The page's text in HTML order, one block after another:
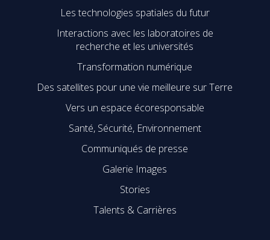
Les technologies spatiales du futur
Interactions avec les laboratoires de
recherche et les universités
Transformation numérique
Des satellites pour une vie meilleure sur Terre
Vers un espace écoresponsable
Santé, Sécurité, Environnement
Communiqués de presse
Galerie Images
Stories
Talents & Carrières